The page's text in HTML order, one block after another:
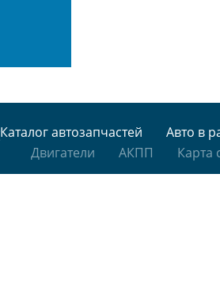
Каталог автозапчастей
Авто в
Двигатели
АКПП Карта